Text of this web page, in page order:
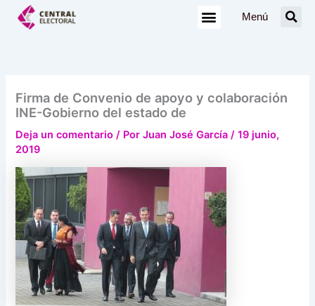
Menú
Firma de Convenio de apoyo y colaboración
INE-Gobierno del estado de
Deja un comentario / PorJuan José García/19 junio,
2019